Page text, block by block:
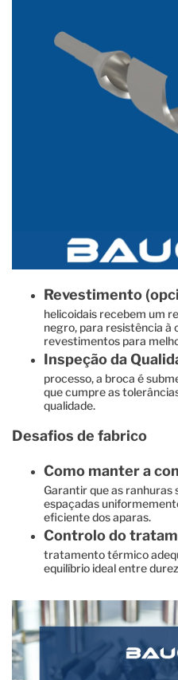
Revestimento
helicoidais recebem um
negro, para resistência à
revestimentos para
Inspeção da
processo, a broca é
que cumpre as
qualidade.
Desafios de fabrico
Como manter a
Garantir que as ranhuras
espaçadas
eficiente dos aparas.
Controlo do
tratamento térmico
equilíbrio ideal entre